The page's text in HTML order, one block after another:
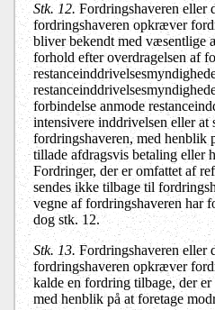
Stk. 12. Fordringshaveren eller
fordringshaveren opkræver
bliver bekendt med væsentlige
forhold efter overdragelsen af
forbindelse anmode
intensivere inddrivelsen eller at
fordringshaveren, med henblik
tillade afdragsvis betaling eller
Fordringer, der er omfattet af
sendes ikke tilbage til
vegne af fordringshaveren har
dog stk. 12.
Stk. 13. Fordringshaveren eller
fordringshaveren opkræver
kalde en fordring tilbage, der
med henblik på at foretage